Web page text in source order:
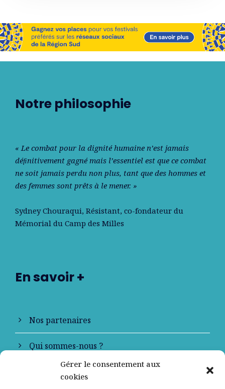
Gérer le consentement aux
cookies
Notre philosophie
« Le combat pour la dignité humaine n’est jamais
déﬁnitivement gagné mais l’essentiel est que ce combat
ne soit jamais perdu non plus, tant que des hommes et
des femmes sont prêts à le mener. »
Sydney Chouraqui, Résistant, co-fondateur du
Mémorial du Camp des Milles
En savoir +
Nos partenaires
Qui sommes-nous ?
Contactez-nous